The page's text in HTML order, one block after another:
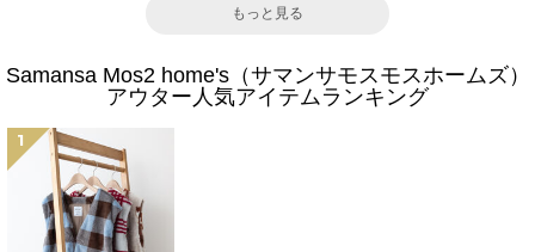
もっと見る
Samansa Mos2 home's（サマンサモスモスホームズ）
アウター人気アイテムランキング
1